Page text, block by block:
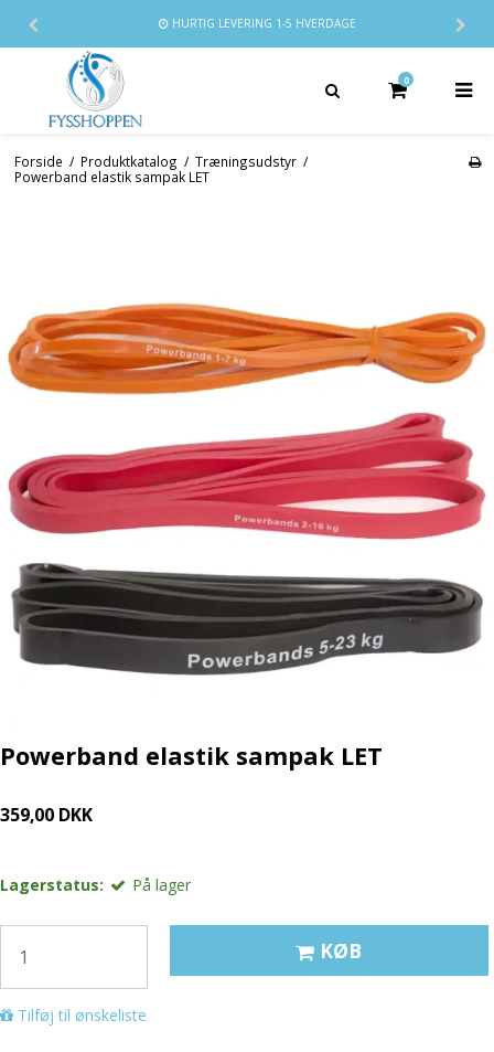
HURTIG LEVERING 1-5 HVERDAGE
0
Forside / Produktkatalog / Træningsudstyr /
Powerband elastik sampak LET
Powerband elastik sampak LET
359,00 DKK
Lagerstatus: På lager
KØB
Tilføj til ønskeliste